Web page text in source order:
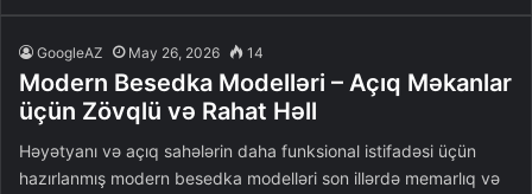
GoogleAZ May 26, 2026 14
Modern Besedka Modelləri – Açıq Məkanlar
üçün Zövqlü və Rahat Həll
Həyətyanı və açıq sahələrin daha funksional istifadəsi üçün
hazırlanmış modern besedka modelləri son illərdə memarlıq və